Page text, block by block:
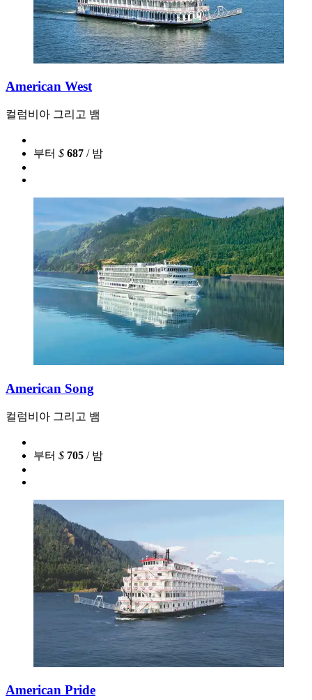
American West
컬럼비아 그리고 뱀
부터 $ 687 / 밤
American Song
컬럼비아 그리고 뱀
부터 $ 705 / 밤
American Pride